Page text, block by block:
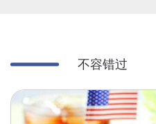
不容错过